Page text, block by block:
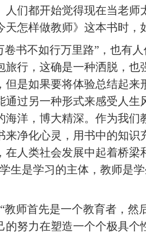
人们都开始觉得现在当老师
天怎样做教师》这本书时
卷书不如行万里路”，也有
旅行，这确是一种洒脱，
但是如果要将体验总结起
通过另一种形式来感受人
海洋，博大精深。作为我
来净化心灵，用书中的知
在人类社会发展中起着桥
生是学习的主体，教师是
“教师首先是一个教育者，然
的努力在塑造一个个极具个